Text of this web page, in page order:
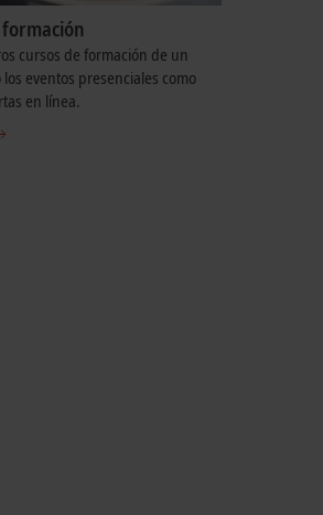
formación
cursos de formación de un
los eventos presenciales como
en línea.